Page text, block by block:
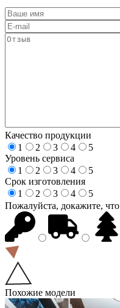
Качество продукции
1
2 3 4
5
Уровень сервиса
1
2 3 4
5
Срок изготовления
1
2 3 4
5
Пожалуйста, докажите,
Похожие модели